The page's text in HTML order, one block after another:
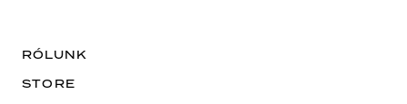
RÓLUNK
STORE